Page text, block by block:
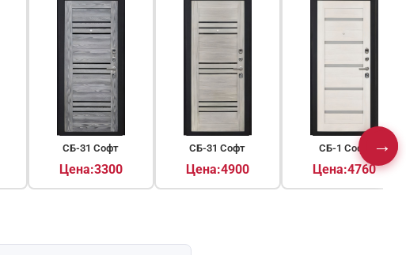
СБ-31 Софт
Цена:3300
СБ-31 Софт
Цена:4900
СБ-1 Софт
Цена:4760
→
▶